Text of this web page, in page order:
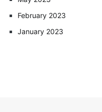
February 2023
January 2023